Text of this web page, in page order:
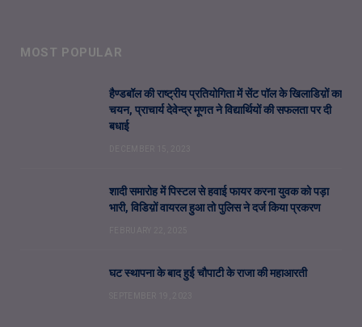
MOST POPULAR
हैण्डबॉल की राष्ट्रीय प्रतियोगिता में सेंट पॉल के खिलाडिय़ों का
चयन, प्राचार्य देवेन्द्र मूणत ने विद्यार्थियों की सफलता पर दी
बधाई
शादी समारोह में पिस्टल से हवाई फायर करना युवक को पड़ा
भारी, विडिय़ों वायरल हुआ तो पुलिस ने दर्ज किया प्रकरण
घट स्थापना के बाद हुई चौपाटी के राजा की महाआरती